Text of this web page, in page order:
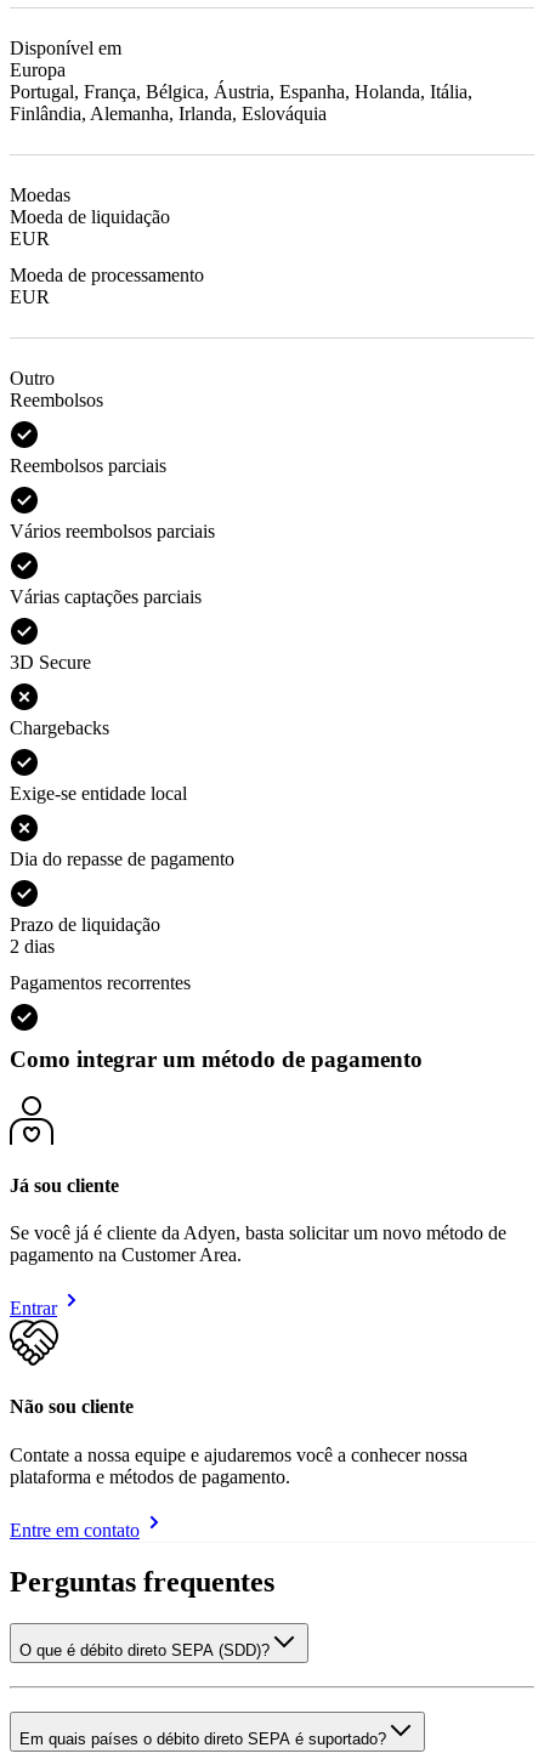
Disponível em
Europa
Portugal, França, Bélgica, Áustria, Espanha, Holanda, Itália,
Finlândia, Alemanha, Irlanda, Eslováquia
Moedas
Moeda de liquidação
EUR
Moeda de processamento
EUR
Outro
Reembolsos
Reembolsos parciais
Vários reembolsos parciais
Várias captações parciais
3D Secure
Chargebacks
Exige-se entidade local
Dia do repasse de pagamento
Prazo de liquidação
2 dias
Pagamentos recorrentes
Como integrar um método de pagamento
Já sou cliente
Se você já é cliente da Adyen, basta solicitar um novo método de
pagamento na Customer Area.
Entrar
Não sou cliente
Contate a nossa equipe e ajudaremos você a conhecer nossa
plataforma e métodos de pagamento.
Entre em contato
Perguntas frequentes
O que é débito direto SEPA (SDD)?
Em quais países o débito direto SEPA é suportado?